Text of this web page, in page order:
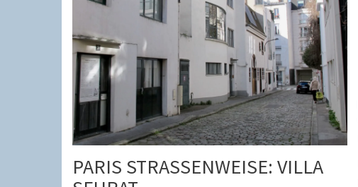
PARIS STRASSENWEISE: VILLA